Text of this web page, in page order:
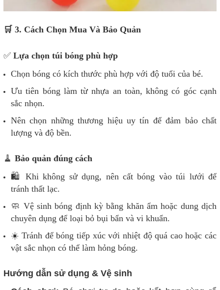
🛒 3. Cách Chọn Mua Và Bảo Quản
✅ Lựa chọn túi bóng phù hợp
Chọn bóng có kích thước phù hợp với độ tuổi của bé.
Ưu tiên bóng làm từ nhựa an toàn, không có góc cạnh
sắc nhọn.
Nên chọn những thương hiệu uy tín để đảm bảo chất
lượng và độ bền.
🧹 Bảo quản đúng cách
🛍 Khi không sử dụng, nên cất bóng vào túi lưới để
tránh thất lạc.
🧼 Vệ sinh bóng định kỳ bằng khăn ẩm hoặc dung dịch
chuyên dụng để loại bỏ bụi bẩn và vi khuẩn.
☀️ Tránh để bóng tiếp xúc với nhiệt độ quá cao hoặc các
vật sắc nhọn có thể làm hỏng bóng.
Hướng dẫn sử dụng & Vệ sinh